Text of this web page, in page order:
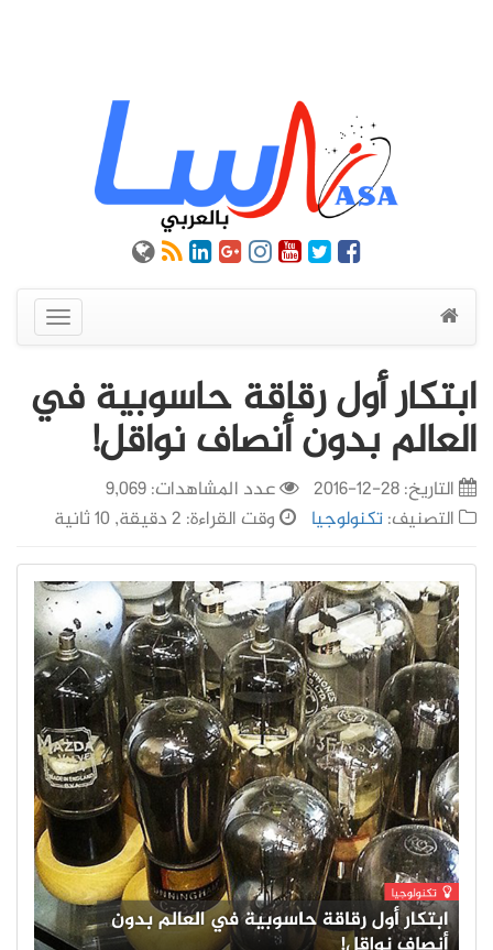
عرض
القائمة
ابتكار أول رقاقة حاسوبية في
العالم بدون أنصاف نواقل!
التاريخ:28-12-2016
عدد المشاهدات: 9,069
التصنيف:تكنولوجيا وقت القراءة: 2 دقيقة, 10 ثانية